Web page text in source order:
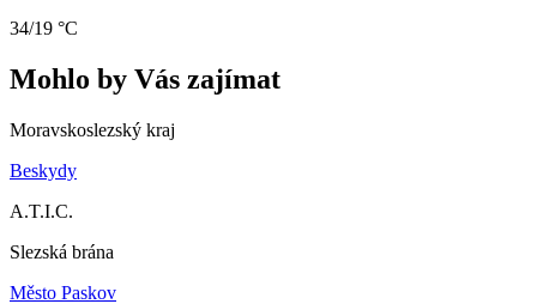
34/19 °C
Mohlo by Vás zajímat
Moravskoslezský kraj
Beskydy
A.T.I.C.
Slezská brána
Město Paskov